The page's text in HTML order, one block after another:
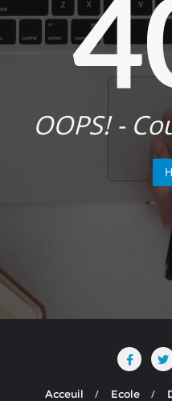
OOPS! -
Acceuil Ecole